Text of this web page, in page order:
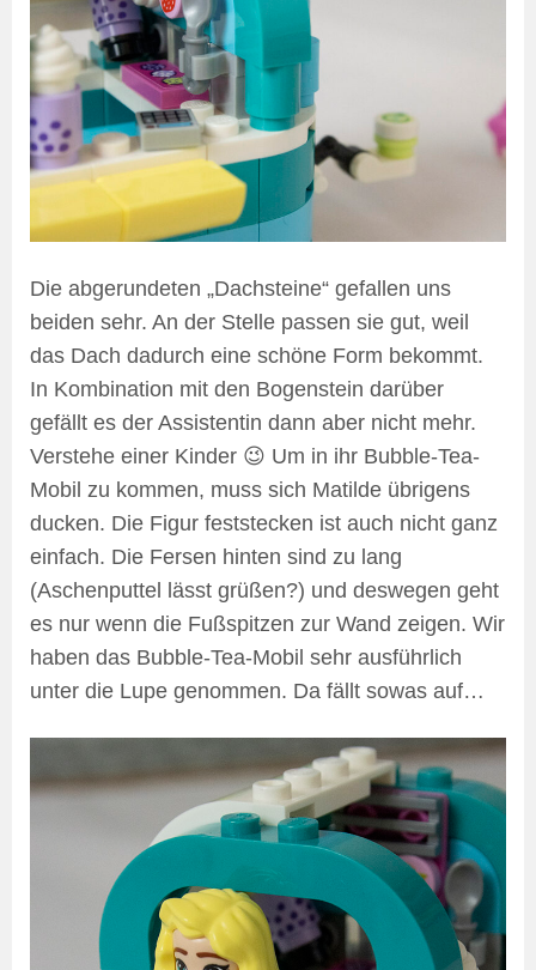
Die abgerundeten „Dachsteine“ gefallen uns
beiden sehr. An der Stelle passen sie gut, weil
das Dach dadurch eine schöne Form bekommt.
In Kombination mit den Bogenstein darüber
gefällt es der Assistentin dann aber nicht mehr.
Verstehe einer Kinder 😉 Um in ihr Bubble-Tea-
Mobil zu kommen, muss sich Matilde übrigens
ducken. Die Figur feststecken ist auch nicht ganz
einfach. Die Fersen hinten sind zu lang
(Aschenputtel lässt grüßen?) und deswegen geht
es nur wenn die Fußspitzen zur Wand zeigen. Wir
haben das Bubble-Tea-Mobil sehr ausführlich
unter die Lupe genommen. Da fällt sowas auf…